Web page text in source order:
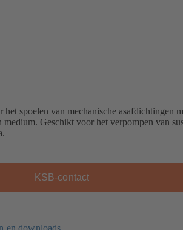
spoelen van mechanische asafdichtingen
medium. Geschikt voor het verpompen van
KSB-contact
en downloads